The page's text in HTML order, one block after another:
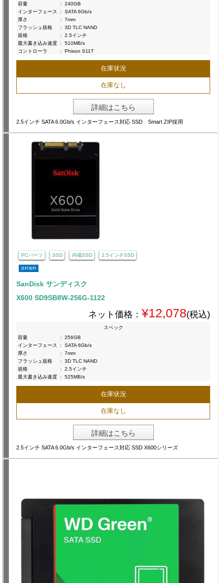
容量
:
240GB
インターフェース
:
SATA 6Gb/s
厚さ
:
7mm
フラッシュ規格
:
3D TLC NAND
規格
:
2.5インチ
最大書き込み速度 :
510MB/s
コントローラ
: Phison S11T
在庫状況
在庫なし
詳細はこちら
2.5インチ SATA 6.0Gb/s インターフェース対応 SSD Smart ZIP採用
PCパーツ SSD 内蔵SSD 2.5インチSSD
送料無料
SanDisk サンディスク
X600 SD9SB8W-256G-1122
ネット価格： ¥12,078(税込)
スペック
容量
:
256GB
インターフェース
:
SATA 6Gb/s
厚さ
:
7mm
フラッシュ規格
:
3D TLC NAND
規格
:
2.5インチ
最大書き込み速度 : 525MB/s
在庫状況
在庫なし
詳細はこちら
2.5インチ SATA 6.0Gb/s インターフェース対応 SSD X600シリーズ